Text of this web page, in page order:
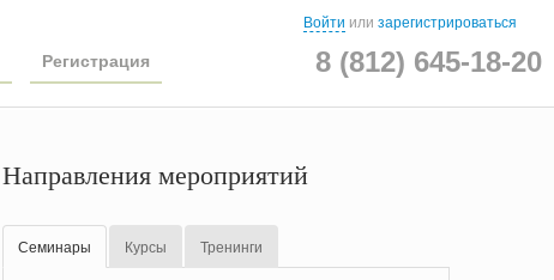
Регистрация
Войти или зарегистрироваться
8 (812) 645-18-20
Направления мероприятий
Семинары Курсы Тренинги